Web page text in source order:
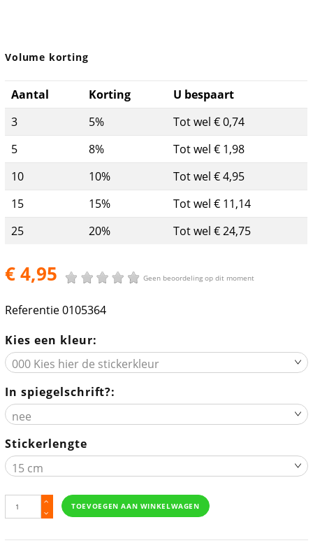
Volume korting
Aantal Korting
U bespaart
3
5%
Tot wel € 0,74
5
8%
Tot wel € 1,98
10
10%
Tot wel € 4,95
15
15%
Tot wel € 11,14
25
20% Tot wel € 24,75
€ 4,95 Geen beoordeling op dit moment
Referentie0105364
Kies een kleur:
In spiegelschrift?:
Stickerlengte
TOEVOEGEN AAN WINKELWAGEN